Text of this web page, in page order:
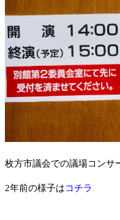
枚方市議会での議場コンサ
2年前の様子はコチラ